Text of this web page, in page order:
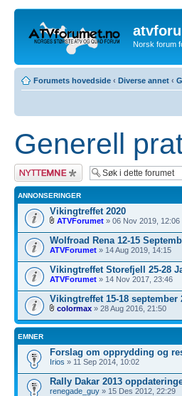
Norsk forum
Forumets hovedside ‹ Diverse annet ‹
Generell
Legg inn et nytt
emne
ANNONSERINGER
Vikingtreffet 2020
ATVForumet » 06 Nov 2019, 12:06
Wolfroad Rena 12-15
ATVForumet » 14 Aug 2019, 14:15
Vikingtreffet Storefjell 25-28
ATVForumet » 14 Nov 2017, 23:46
Vikingtreffet 15-18 september
colormax » 28 Aug 2016, 21:50
EMNER
Forslag om opprydding og
Irios » 11 Sep 2014, 10:02
Rally Dakar 2013
renegade_guy » 15 Des 2012, 22:29